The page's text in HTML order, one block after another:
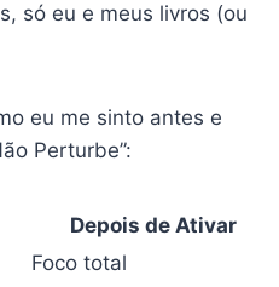
só eu e meus livros (ou
eu me sinto antes e
Perturbe”:
Depois de Ativar
Foco total